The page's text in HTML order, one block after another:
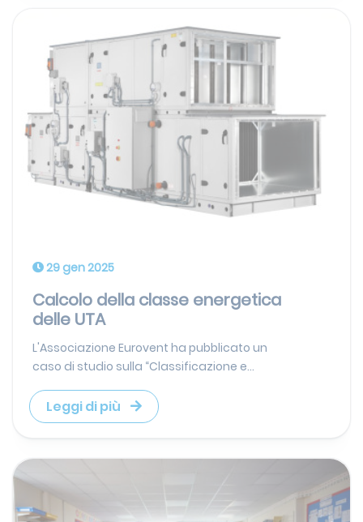
29 gen 2025
Calcolo della classe energetica
delle UTA
L'Associazione Eurovent ha pubblicato un
caso di studio sulla “Classificazione e...
Leggi di più